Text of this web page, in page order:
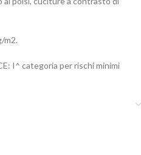
m2.
I^ categoria per rischi minimi